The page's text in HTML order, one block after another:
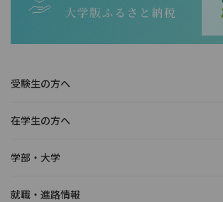
受験生の方へ
在学生の方へ
学部・大学
就職・進路情報